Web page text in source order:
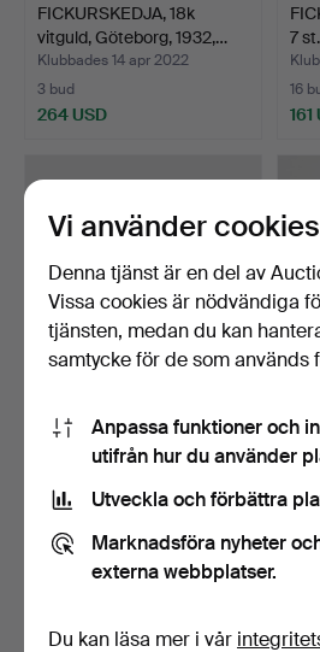
FICKURSKEDJA, 18k
vitguld, Göteborg, 1932,…
Klubbades 14 apr 2022
3 bud
264 USD
7 st.
16
161
ARMBANDSUR och
FICKUR, 12 st.
Klubbades 13 dec 2020
10 bud
9
Vi använder cookies
Denna tjänst är en del av
Vissa cookies är nödvändiga
tjänsten, medan du kan
samtycke för de som används
Anpassa funktioner och
utifrån hur du använder
Utveckla och förbättra
Marknadsföra nyheter
externa webbplatser.
Du kan läsa mer i vår